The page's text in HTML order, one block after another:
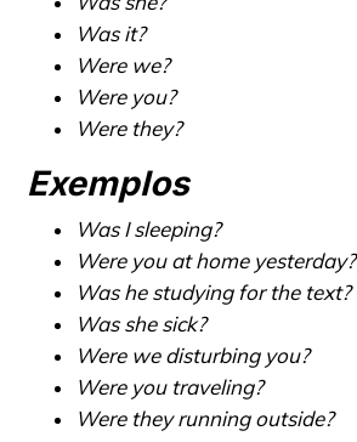
Was it?
Were we?
Were you?
Were they?
Exemplos
Was I sleeping?
Were you at home yesterday?
Was he studying for the text?
Was she sick?
Were we disturbing you?
Were you traveling?
Were they running outside?